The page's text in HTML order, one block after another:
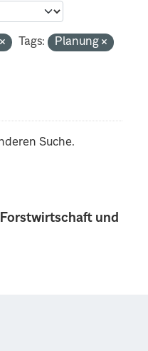
und
Tags:
Planung
Suche.